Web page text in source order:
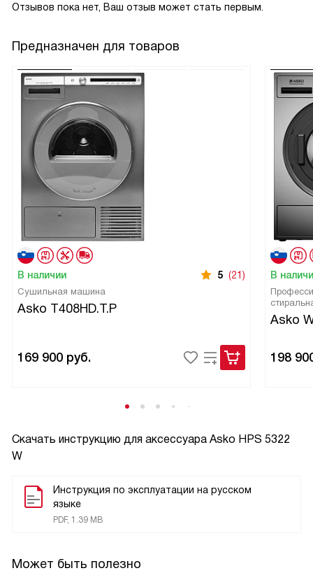
Скачать инструкцию для аксессуара Asko HPS 5322
W
Инструкция по эксплуатации на русском
языке
PDF, 1.39 MB
Может быть полезно
Отзывов пока нет, Ваш отзыв может стать первым.
Предназначен для товаров
В наличии 5 (21)
Сушильная машина
Asko T408HD.T.P
169 900 руб.
В
Asko
198